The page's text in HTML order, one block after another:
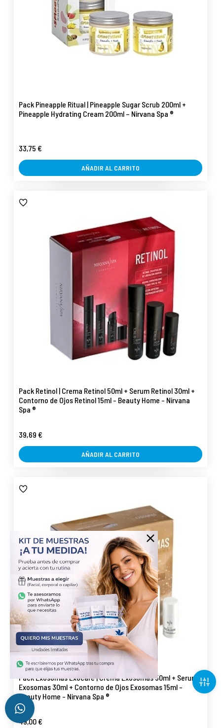
Pack Pineapple Ritual | Pineapple Sugar Scrub 200ml +
Pineapple Hydrating Cream 200ml – Nirvana Spa ®
33,75 €
AÑADIR AL CARRITO
Pack Retinol | Crema Retinol 50ml + Serum Retinol 30ml +
Contorno de Ojos Retinol 15ml - Beauty Home - Nirvana
Spa ®
39,69 €
AÑADIR AL CARRITO
Pack Exosomas Exocare | Crema Exosomas 50ml + Serum
Exosomas 30ml + Contorno de Ojos Exosomas 15ml -
Beauty Home - Nirvana Spa ®
49,00 €